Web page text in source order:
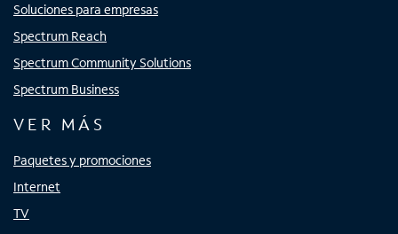
Soluciones para empresas
Spectrum Reach
Spectrum Community Solutions
Spectrum Business
VER MÁS
Paquetes y promociones
Internet
TV